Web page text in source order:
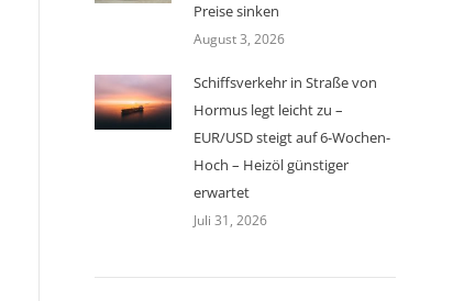
Preise sinken
August 3, 2026
Schiffsverkehr in Straße von
Hormus legt leicht zu –
EUR/USD steigt auf 6-Wochen-
Hoch – Heizöl günstiger
erwartet
Juli 31, 2026